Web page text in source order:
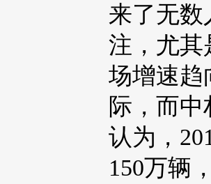
来了无数
注，尤其
场增速趋
际，而
认为，
150万辆